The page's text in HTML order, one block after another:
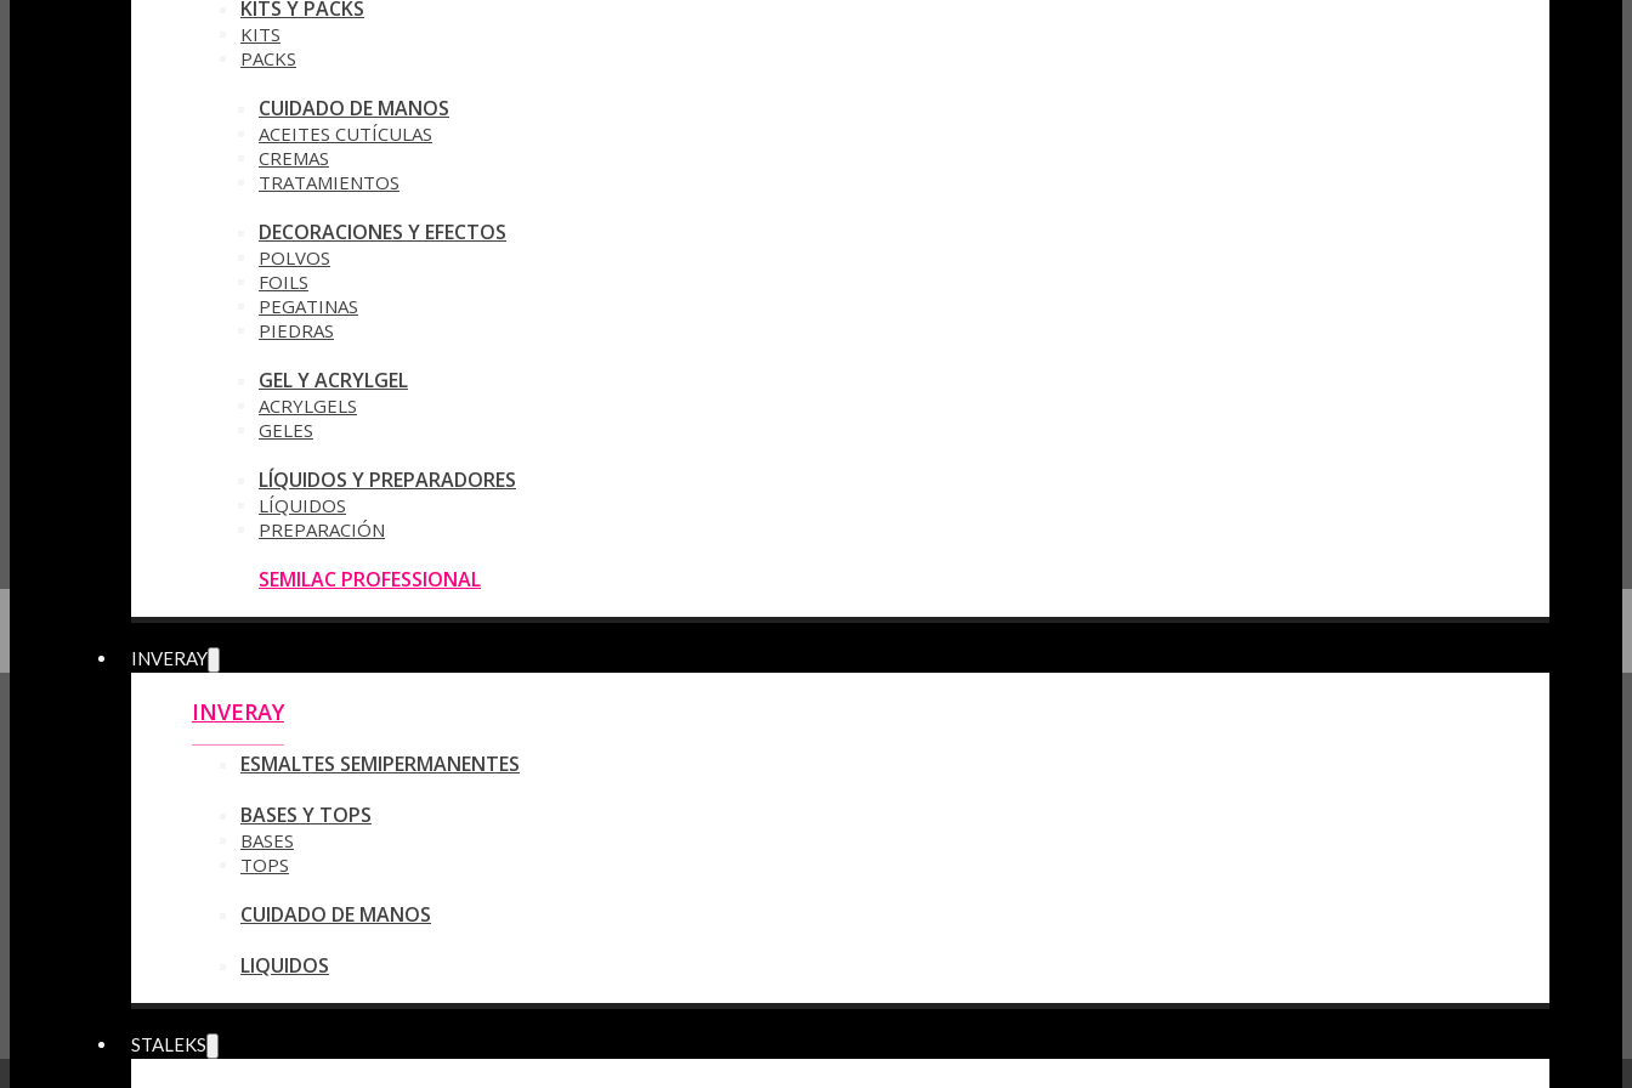
KITS Y PACKS
KITS
PACKS
CUIDADO DE MANOS
ACEITES CUTÍCULAS
CREMAS
TRATAMIENTOS
DECORACIONES Y EFECTOS
POLVOS
FOILS
PEGATINAS
PIEDRAS
GEL Y ACRYLGEL
ACRYLGELS
GELES
LÍQUIDOS Y PREPARADORES
LÍQUIDOS
PREPARACIÓN
SEMILAC PROFESSIONAL
INVERAY
INVERAY
ESMALTES SEMIPERMANENTES
BASES Y TOPS
BASES
TOPS
CUIDADO DE MANOS
LIQUIDOS
STALEKS